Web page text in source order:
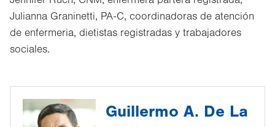
Julianna Graninetti, PA-C, coordinadoras de atención
de enfermeria, dietistas registradas y trabajadores
sociales.
Guillermo A. De La